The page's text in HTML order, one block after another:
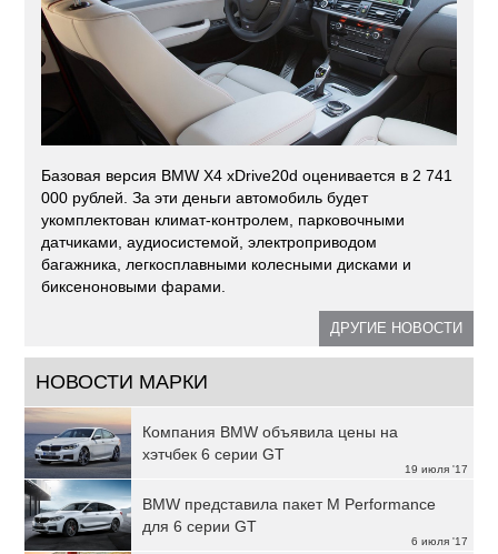
Базовая версия BMW X4 xDrive20d оценивается в 2 741
000 рублей. За эти деньги автомобиль будет
укомплектован климат-контролем, парковочными
датчиками, аудиосистемой, электроприводом
багажника, легкосплавными колесными дисками и
биксеноновыми фарами.
ДРУГИЕ НОВОСТИ
НОВОСТИ МАРКИ
19 июля '17
Компания BMW объявила цены на
хэтчбек 6 серии GT
6 июля '17
BMW представила пакет M Performance
для 6 серии GT